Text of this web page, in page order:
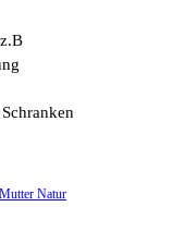
Mutter Natur